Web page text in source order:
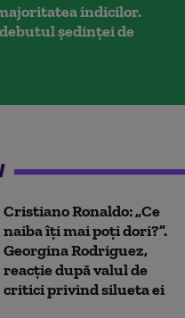
indicilor.
ședinței de
Cristiano Ronaldo: „Ce
naiba îți mai poți dori?”.
Georgina Rodriguez,
reacție după valul de
critici privind silueta ei